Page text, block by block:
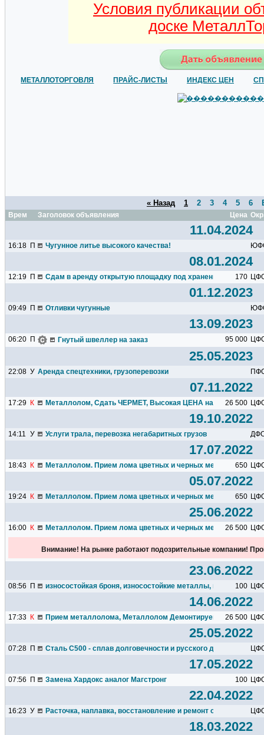
Условия публикации
доске
МЕТАЛЛОТОРГОВЛЯ ПРАЙС-ЛИСТЫ ИНДЕКС ЦЕН
« Назад 1 2 3 4 5 6
Время Заголовок объявления Цена
11.04.2024
16:18 П Чугунное литье высокого качества!
08.01.2024
12:19 П Сдам в аренду открытую площадку под хранение 170
01.12.2023
09:49 П Отливки чугунные
13.09.2023
06:20 П Гнутый швеллер на заказ 95 000
25.05.2023
22:08 У Аренда спецтехники, грузоперевозки
07.11.2022
17:29 К Металлолом, Сдать ЧЕРМЕТ, Высокая ЦЕНА на Металлолом
26 500
19.10.2022
14:11 У Услуги трала, перевозка негабаритных грузов
17.07.2022
18:43 К Металлолом. Прием лома цветных и черных металлов.650
05.07.2022
19:24 К Металлолом. Прием лома цветных и черных металлов.650
25.06.2022
16:00 К Металлолом. Прием лома цветных и черных металлов.
26 500
Внимание! На рынке работают подозрительные компании!
23.06.2022
08:56 П износостойкая броня, износостойкие металлы, 100
14.06.2022
17:33 К Прием металлолома, Металлолом Демонтируем, Вывезем и
26 500
25.05.2022
07:28 П Сталь С500 - сплав долговечности и русского духа! Замена...
17.05.2022
07:56 П Замена Хардокс аналог Магстронг 100
22.04.2022
16:23 У Расточка, наплавка, восстановление и ремонт отверстий...
18.03.2022